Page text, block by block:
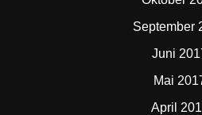
September
Juni
Mai
April